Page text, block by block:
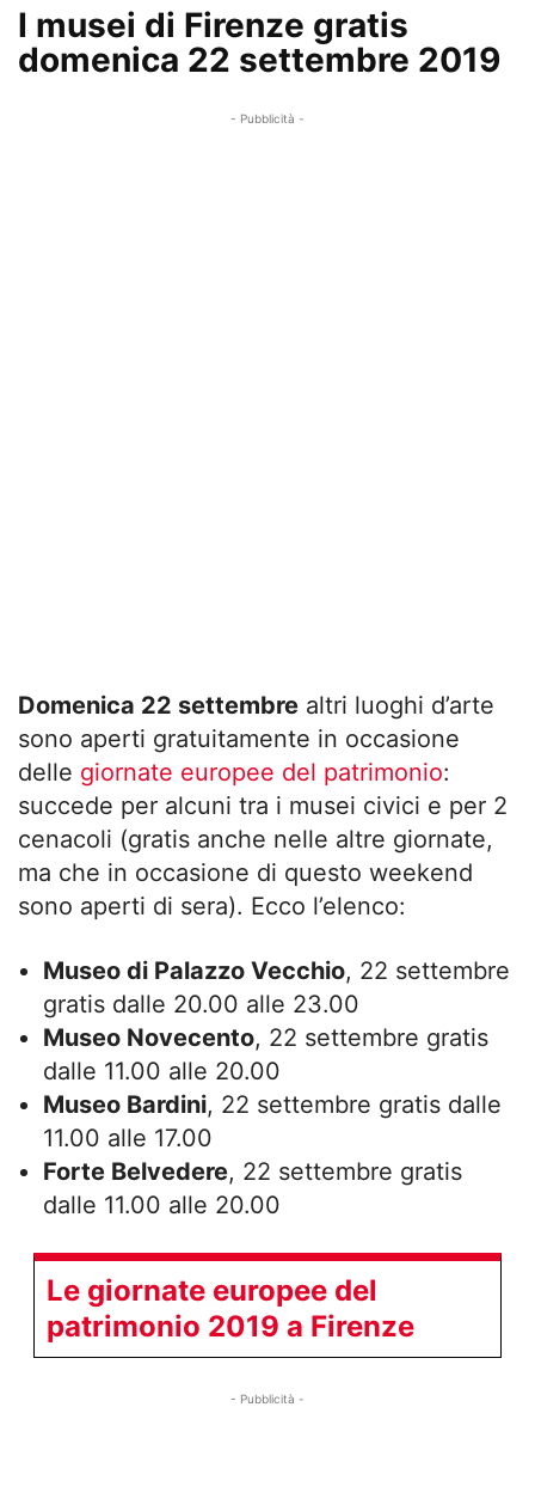
I musei di Firenze gratis
domenica 22 settembre 2019
- Pubblicità -
Domenica 22 settembre altri luoghi d’arte
sono aperti gratuitamente in occasione
delle giornate europee del patrimonio:
succede per alcuni tra i musei civici e per 2
cenacoli (gratis anche nelle altre giornate,
ma che in occasione di questo weekend
sono aperti di sera). Ecco l’elenco:
Museo di Palazzo Vecchio, 22 settembre
gratis dalle 20.00 alle 23.00
Museo Novecento, 22 settembre gratis
dalle 11.00 alle 20.00
Museo Bardini, 22 settembre gratis dalle
11.00 alle 17.00
Forte Belvedere, 22 settembre gratis
dalle 11.00 alle 20.00
Le giornate europee del
patrimonio 2019 a Firenze
- Pubblicità -